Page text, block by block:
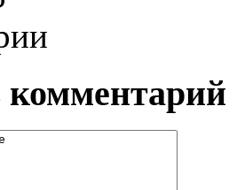
комментарий